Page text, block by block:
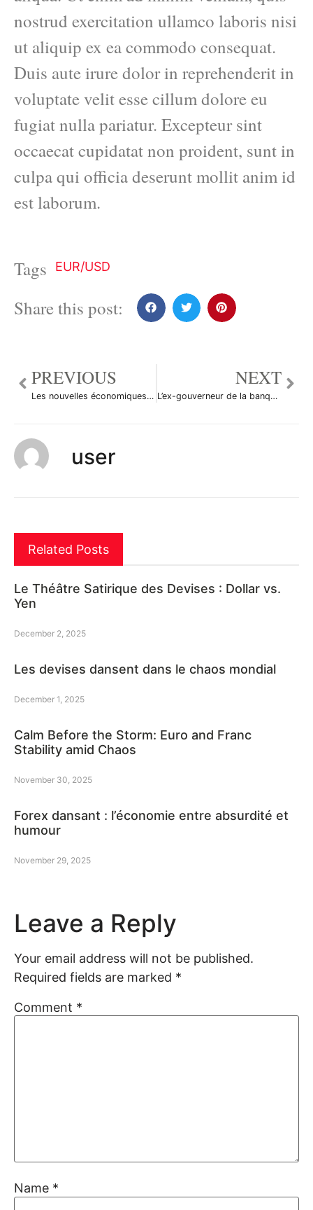
nostrud exercitation ullamco laboris nisi
ut aliquip ex ea commodo consequat.
Duis aute irure dolor in reprehenderit in
voluptate velit esse cillum dolore eu
fugiat nulla pariatur. Excepteur sint
occaecat cupidatat non proident, sunt in
culpa qui officia deserunt mollit anim id
est laborum.
Tags EUR/USD
Share this post:
PREVIOUS
Les nouvelles économiques du 12 avril en bref
NEXT
L’ex-gouverneur de la banque centrale mis en cause
user
Related Posts
Le Théâtre Satirique des Devises : Dollar vs.
Yen
December 2, 2025
Les devises dansent dans le chaos mondial
December 1, 2025
Calm Before the Storm: Euro and Franc
Stability amid Chaos
November 30, 2025
Forex dansant : l’économie entre absurdité et
humour
November 29, 2025
Leave a Reply
Your email address will not be published.
Required fields are marked *
Comment *
Name *